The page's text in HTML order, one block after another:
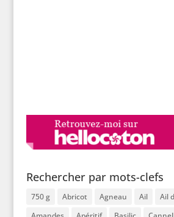
Rechercher par mots-clefs
750 g Abricot Agneau Ail
Ail